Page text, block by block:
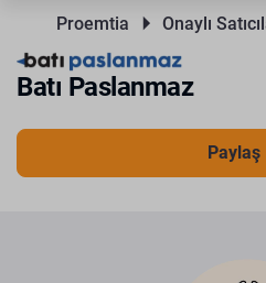
Proemtia Onaylı
Batı Paslanmaz
Paylaş